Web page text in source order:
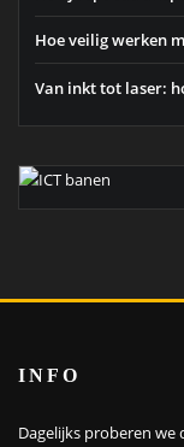
Hoe veilig werken
Van inkt tot laser:
INFO
Dagelijks proberen